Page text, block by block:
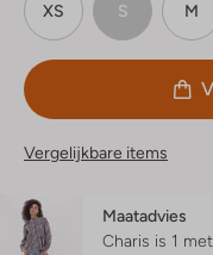
XS S M
Vergelijkbare items
Maatadvies
Charis is 1